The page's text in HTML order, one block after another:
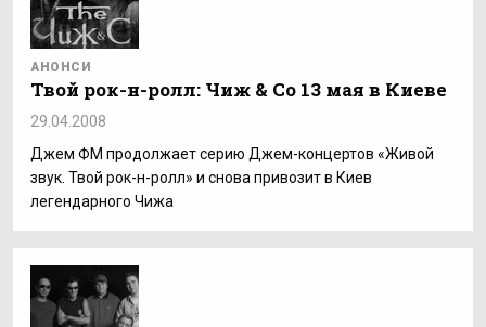
АНОНСИ
Твой рок-н-ролл: Чиж & Со 13 мая в Киеве
29.04.2008
Джем ФМ продолжает серию Джем-концертов «Живой
звук. Твой рок-н-ролл» и снова привозит в Киев
легендарного Чижа